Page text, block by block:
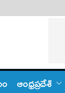
ఆంధ్ర‌ప్ర‌దేశ్